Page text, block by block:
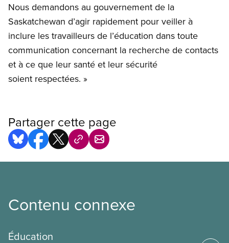
Nous demandons au gouvernement de la
Saskatchewan d’agir rapidement pour veiller à
inclure les travailleurs de l’éducation dans toute
communication concernant la recherche de contacts
et à ce que leur santé et leur sécurité
soient respectées. »
Partager cette page
Contenu connexe
Éducation